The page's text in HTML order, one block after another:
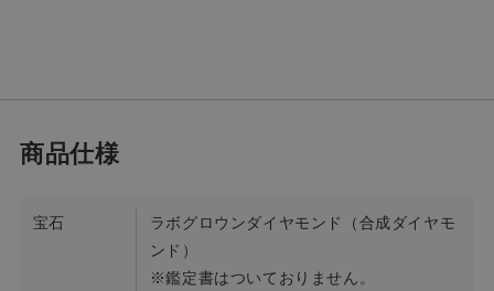
宝石
ラボグロウンダイヤモンド（合成ダイヤモ
ンド）
※鑑定書はついておりません。